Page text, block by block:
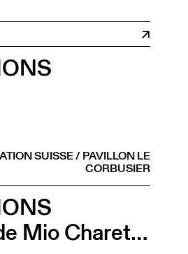
SUISSE / PAVILLON LE
CORBUSIER
Performance de Mio Chareteau